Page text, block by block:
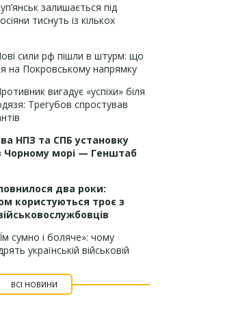
залишається під
тиснуть із кількох
сили рф пішли в штурм: що
на Покровському напрямку
вигадує «успіхи» біля
Трегубов спростував
НПЗ та СПБ установку
Чорному морі — Генштаб
два роки:
користуються троє з
сумно і боляче»: чому
українській військовій
ВСІ НОВИНИ